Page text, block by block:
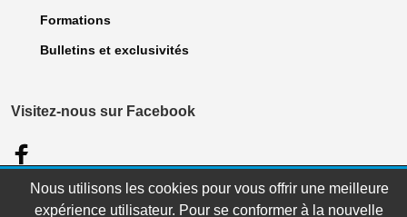
Formations
Bulletins et exclusivités
Visitez-nous sur Facebook
© 2023 Association des dentellières du Québec. Tous droits Réservés. |
Politique de confidentialité
| Site réalisé parWebCONCEPT Plus inc.
Nous utilisons les cookies pour vous offrir une meilleure
expérience utilisateur. Pour se conformer à la nouvelle